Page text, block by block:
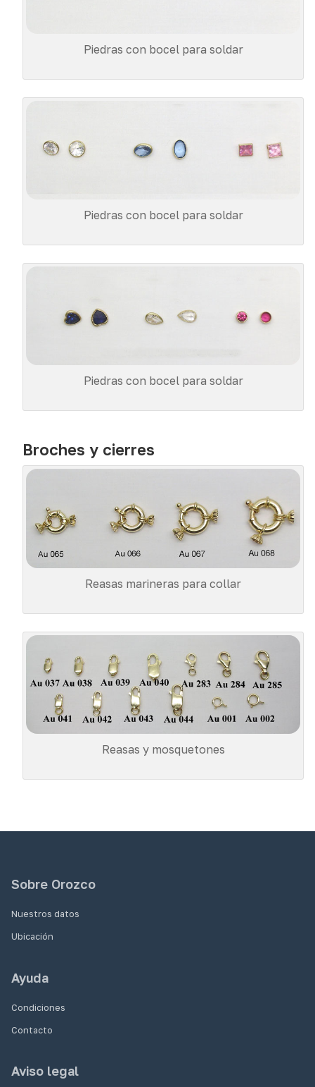
Piedras con bocel para soldar
Piedras con bocel para soldar
Piedras con bocel para soldar
Broches y cierres
Reasas marineras para collar
Reasas y mosquetones
Sobre Orozco
Nuestros datos
Ubicación
Ayuda
Condiciones
Contacto
Aviso legal